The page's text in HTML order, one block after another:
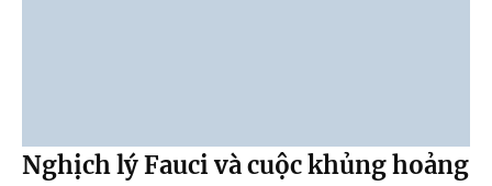
Nghịch lý Fauci và cuộc khủng hoảng